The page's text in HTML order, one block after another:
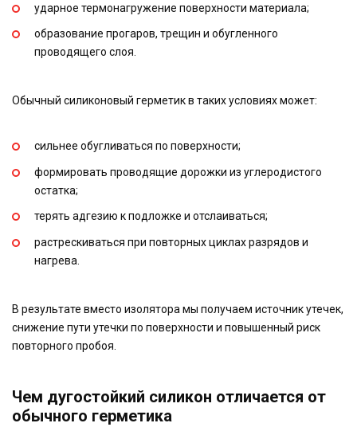
ударное термонагружение поверхности материала;
образование прогаров, трещин и обугленного
проводящего слоя.
Обычный силиконовый герметик в таких условиях может:
сильнее обугливаться по поверхности;
формировать проводящие дорожки из углеродистого
остатка;
терять адгезию к подложке и отслаиваться;
растрескиваться при повторных циклах разрядов и
нагрева.
В результате вместо изолятора мы получаем источник утечек,
снижение пути утечки по поверхности и повышенный риск
повторного пробоя.
Чем дугостойкий силикон отличается от
обычного герметика